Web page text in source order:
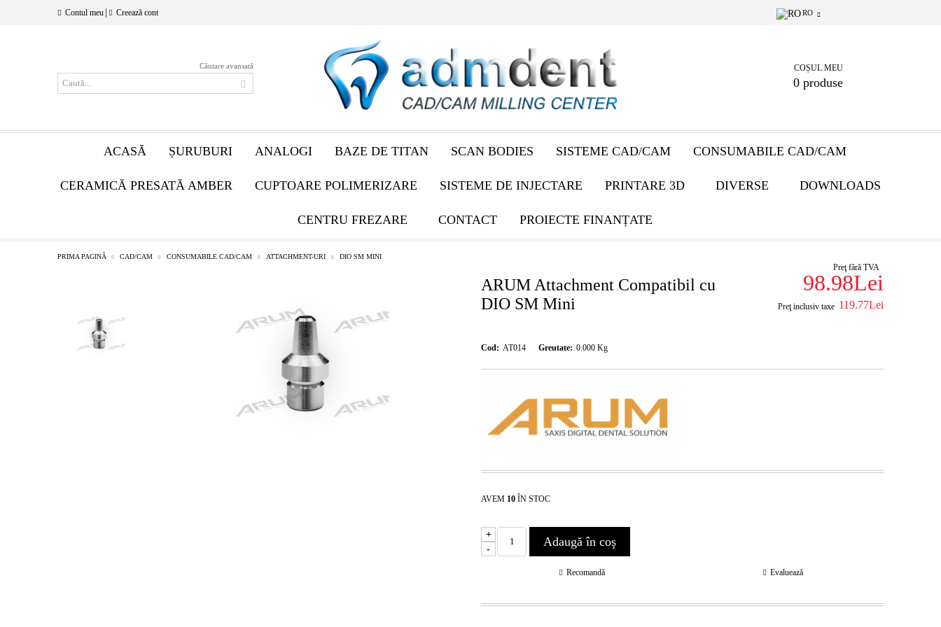
Contul meu Creează cont RO
Căutare avansată COȘUL MEU
0 produse
ACASĂ ȘURUBURI ANALOGI BAZE DE TITAN SCAN BODIES SISTEME CAD/CAM CONSUMABILE CAD/CAM
CERAMICĂ PRESATĂ AMBER CUPTOARE POLIMERIZARE SISTEME DE INJECTARE PRINTARE 3D DIVERSE DOWNLOADS
CENTRU FREZARE CONTACT PROIECTE FINANȚATE
PRIMA PAGINĂ CAD/CAM CONSUMABILE CAD/CAM ATTACHMENT-URI DIO SM MINI
ARUM Attachment Compatibil cu
DIO SM Mini
Preţ fără TVA
98.98Lei
Preţ inclusiv taxe 119.77Lei
Cod: AT014 Greutate: 0.000 Kg
AVEM 10 ÎN STOC
+
-
Recomandă Evaluează